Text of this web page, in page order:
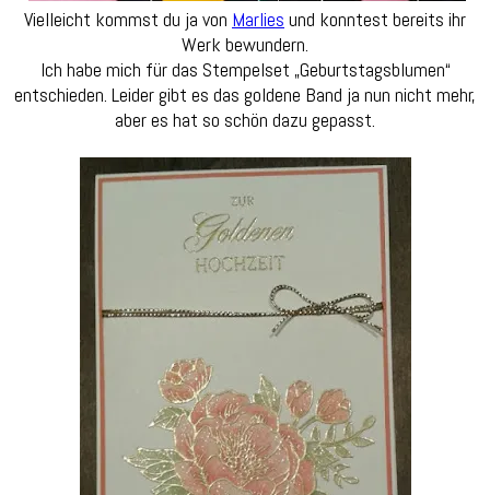
Vielleicht kommst du ja von Marlies und konntest bereits ihr
Werk bewundern.
Ich habe mich für das Stempelset „Geburtstagsblumen“
entschieden. Leider gibt es das goldene Band ja nun nicht mehr,
aber es hat so schön dazu gepasst.